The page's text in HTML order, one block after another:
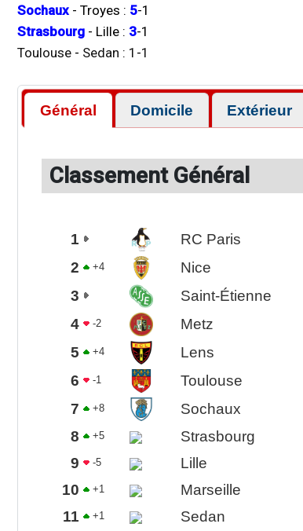
Sochaux - Troyes : 5-1
Strasbourg - Lille : 3-1
Toulouse - Sedan : 1 -1
Général Domicile Extérieur
Classement Général
1
RC Paris
2
+4 Nice
3
Saint-Étienne
4
-2 Metz
5
+4 Lens
6
-1 Toulouse
7
+8 Sochaux
8
+5 Strasbourg
9
-5 Lille
10
+1 Marseille
11
+1 Sedan